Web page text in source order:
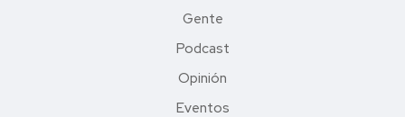
Gente
Podcast
Opinión
Eventos